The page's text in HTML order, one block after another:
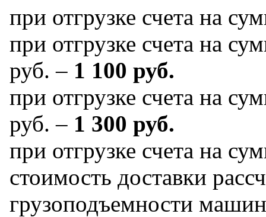
при отгрузке счета на
при отгрузке счета на
руб. – 1 100 руб.
при отгрузке счета на
руб. – 1 300 руб.
при отгрузке счета на
стоимость доставки
грузоподъемности